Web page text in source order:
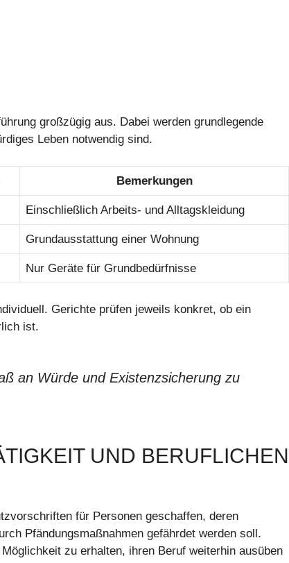
großzügig aus. Dabei werden grundlegende
Leben notwendig sind.
Bemerkungen
Einschließlich Arbeits- und Alltagskleidung
Grundausstattung einer Wohnung
Nur Geräte für Grundbedürfnisse
Gerichte prüfen jeweils konkret, ob ein
ist.
an Würde und Existenzsicherung zu
UND BERUFLICHEN
für Personen geschaffen, deren
Pfändungsmaßnahmen gefährdet werden soll.
zu erhalten, ihren Beruf weiterhin ausüben